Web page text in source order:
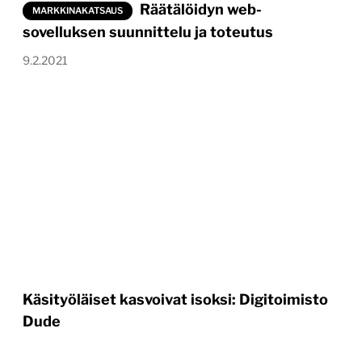
MARKKINAKATSAUS
Räätälöidyn web-
sovelluksen suunnittelu ja toteutus
9.2.2021
Käsityöläiset kasvoivat isoksi: Digitoimisto
Dude